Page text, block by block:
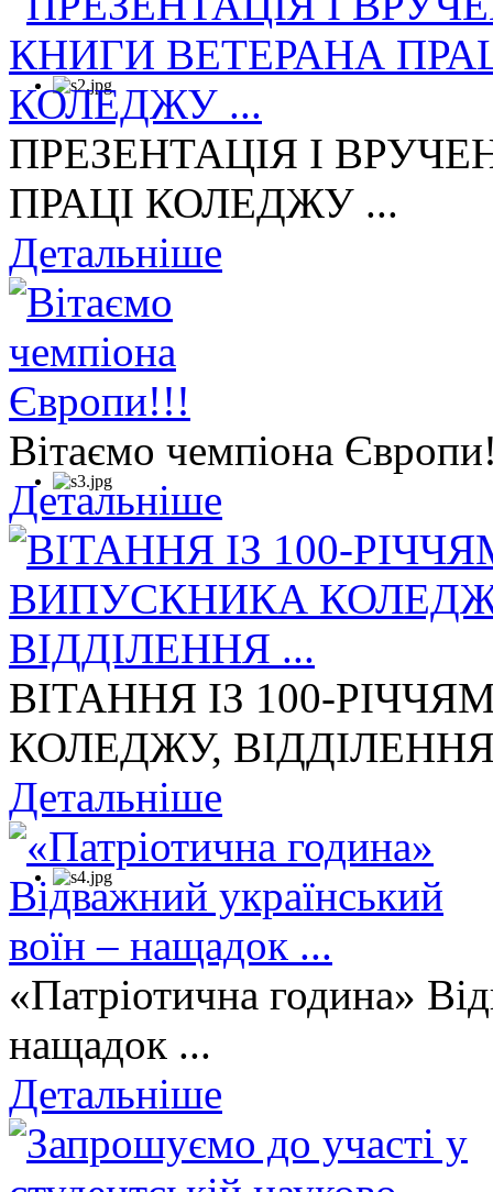
ПРЕЗЕНТАЦІЯ І
ПРАЦІ КОЛЕДЖУ ...
Детальніше
Вітаємо чемпіона
Детальніше
ВІТАННЯ ІЗ 100-
КОЛЕДЖУ,
Детальніше
«Патріотична година»
нащадок ...
Детальніше